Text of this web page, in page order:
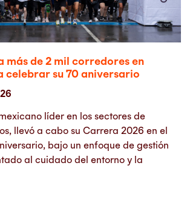
más de 2 mil corredores en
celebrar su 70 aniversario
líder en los sectores de
llevó a cabo su Carrera 2026 en el
bajo un enfoque de gestión
al cuidado del entorno y la